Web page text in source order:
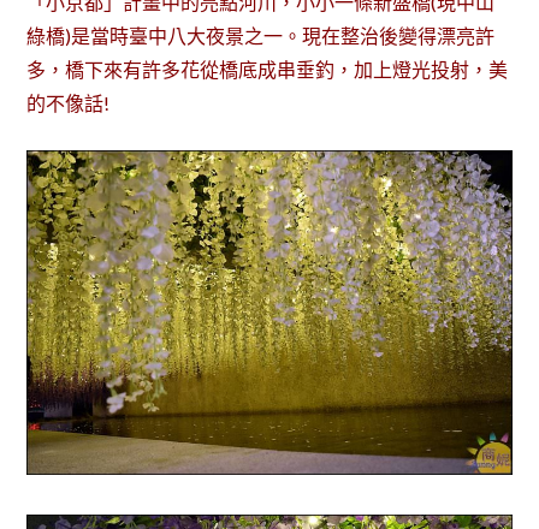
綠橋)是當時臺中八大夜景之一。現在整治後變得漂亮許
多，橋下來有許多花從橋底成串垂釣，加上燈光投射，美
的不像話!